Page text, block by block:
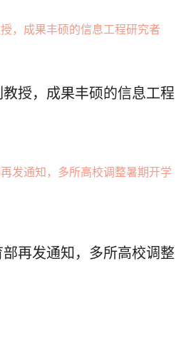
授，成果丰硕的信息工程
再发通知，多所高校调整